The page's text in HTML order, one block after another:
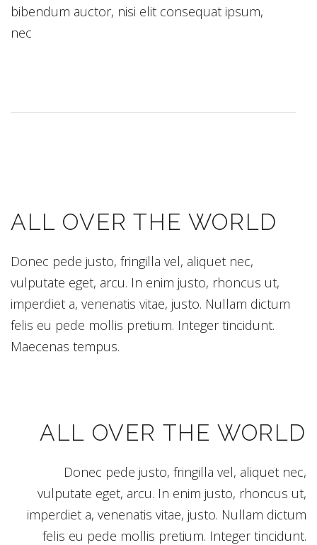
bibendum auctor, nisi elit consequat ipsum,
nec
ALL OVER THE WORLD
Donec pede justo, fringilla vel, aliquet nec,
vulputate eget, arcu. In enim justo, rhoncus ut,
imperdiet a, venenatis vitae, justo. Nullam dictum
felis eu pede mollis pretium. Integer tincidunt.
Maecenas tempus.
ALL OVER THE WORLD
Donec pede justo, fringilla vel, aliquet nec,
vulputate eget, arcu. In enim justo, rhoncus ut,
imperdiet a, venenatis vitae, justo. Nullam dictum
felis eu pede mollis pretium. Integer tincidunt.